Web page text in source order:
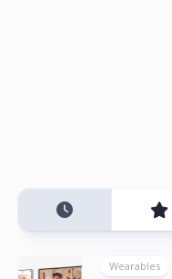
Wearables